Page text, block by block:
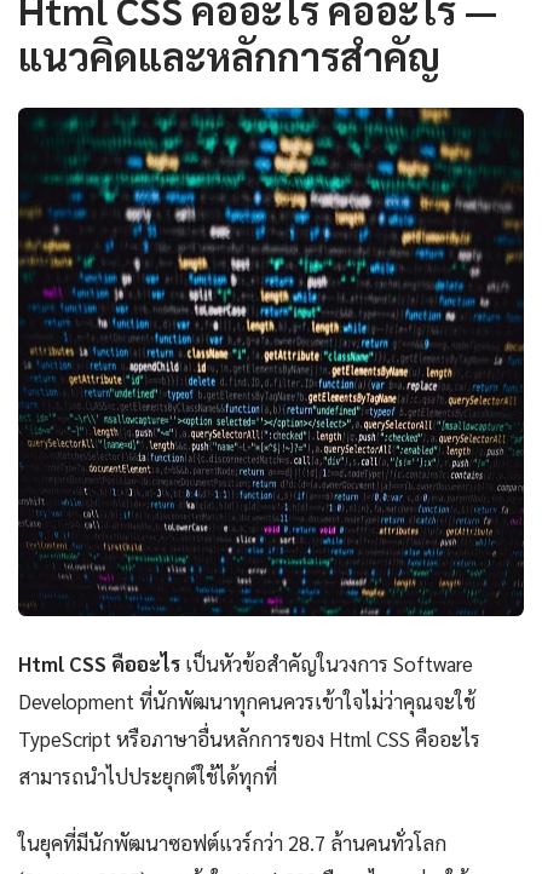
แนวคิดและหลักการสำคัญ
Html CSS คืออะไร เป็นหัวข้อสำคัญในวงการ Software
Development ที่นักพัฒนาทุกคนควรเข้าใจไม่ว่าคุณจะใช้
TypeScript หรือภาษาอื่นหลักการของ Html CSS คืออะไร
สามารถนำไปประยุกต์ใช้ได้ทุกที่
ในยุคที่มีนักพัฒนาซอฟต์แวร์กว่า 28.7 ล้านคนทั่วโลก